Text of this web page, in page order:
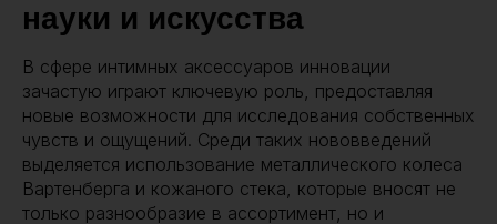
науки и искусства
В сфере интимных аксессуаров инновации
зачастую играют ключевую роль, предоставляя
новые возможности для исследования собственных
чувств и ощущений. Среди таких нововведений
выделяется использование металлического колеса
Вартенберга и кожаного стека, которые вносят не
только разнообразие в ассортимент, но и